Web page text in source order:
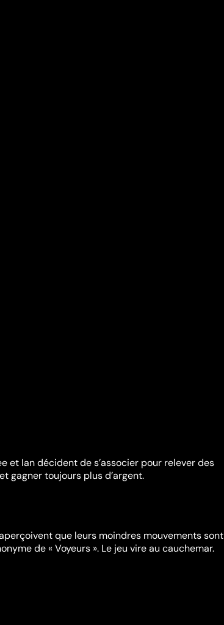
et Ian décident de s’associer pour relever des
gagner toujours plus d’argent.
que leurs moindres mouvements sont
de « Voyeurs ». Le jeu vire au cauchemar.